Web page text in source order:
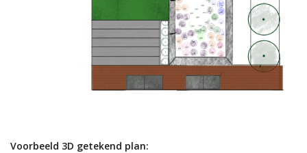
Voorbeeld 3D getekend plan: